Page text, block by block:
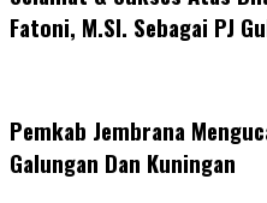
Fatoni, M.SI. Sebagai PJ
Pemkab Jembrana
Galungan Dan Kuningan